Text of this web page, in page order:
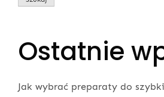
Ostatnie
Jak wybrać preparaty do